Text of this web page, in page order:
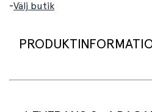
-Välj butik